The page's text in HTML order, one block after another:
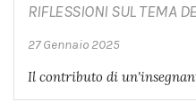
RIFLESSIONI SUL TEMA
27 Gennaio 2025
Il contributo di